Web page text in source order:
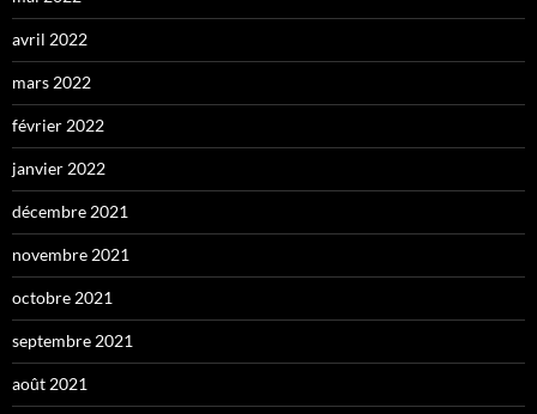
avril 2022
mars 2022
février 2022
janvier 2022
décembre 2021
novembre 2021
octobre 2021
septembre 2021
août 2021